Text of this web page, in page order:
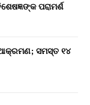
ପରାମର୍ଶ
ଆକ୍ରମଣ; ସମସ୍ତ ୧୪